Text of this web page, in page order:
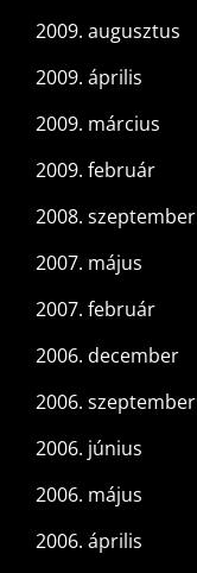
2009. augusztus
2009. április
2009. március
2009. február
2008. szeptember
2007. május
2007. február
2006. december
2006. szeptember
2006. június
2006. május
2006. április